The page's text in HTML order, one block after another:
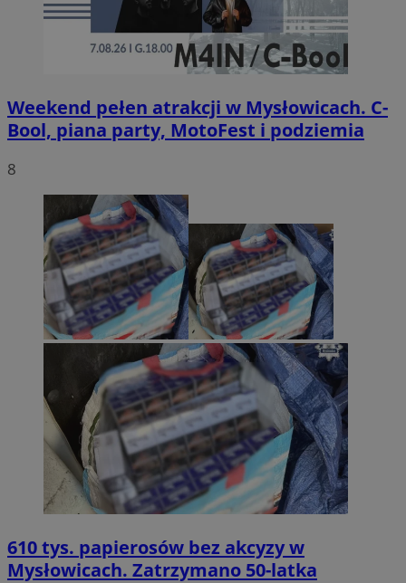
Weekend pełen atrakcji w Mysłowicach. C-
Bool, piana party, MotoFest i podziemia
8
610 tys. papierosów bez akcyzy w
Mysłowicach. Zatrzymano 50-latka